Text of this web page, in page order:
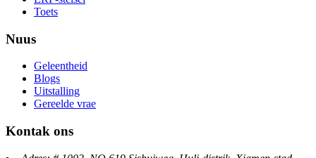
Toets
Nuus
Geleentheid
Blogs
Uitstalling
Gereelde vrae
Kontak ons